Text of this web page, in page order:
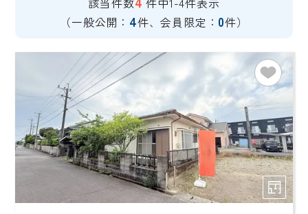
（一般公開： 4件、会員限定： 0件）